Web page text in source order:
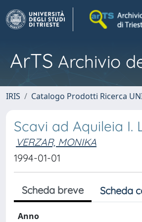
ArTS Archivio
IRIS Catalogo Prodotti Ricerca
Scavi ad Aquileia I.
VERZAR, MONIKA
1994-01-01
Scheda breve Scheda
Anno